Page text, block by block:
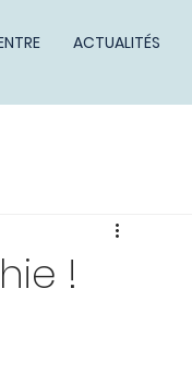
ACTUALITÉS
!